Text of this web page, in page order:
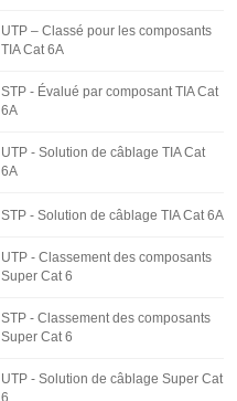
UTP – Classé pour les composants
TIA Cat 6A
STP - Évalué par composant TIA Cat
6A
UTP - Solution de câblage TIA Cat
6A
STP - Solution de câblage TIA Cat 6A
UTP - Classement des composants
Super Cat 6
STP - Classement des composants
Super Cat 6
UTP - Solution de câblage Super Cat
6